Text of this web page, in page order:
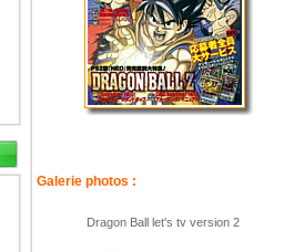
Galerie photos :
Dragon Ball let's tv version 2